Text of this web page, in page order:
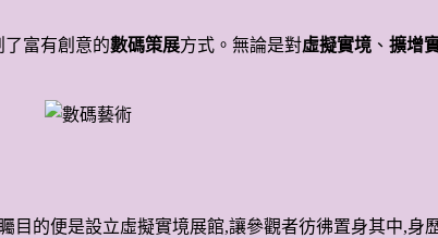
了富有創意的數碼策展方式。無論是對虛擬實境 、 擴增
目的便是設立虛擬實境展館,讓參觀者彷彿置身其中,身